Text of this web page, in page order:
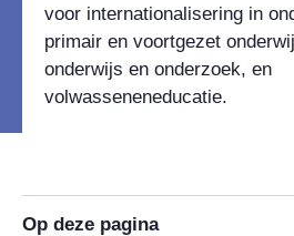
voor internationalisering in
primair en voortgezet
onderwijs en onderzoek, en
volwasseneneducatie.
Op deze pagina